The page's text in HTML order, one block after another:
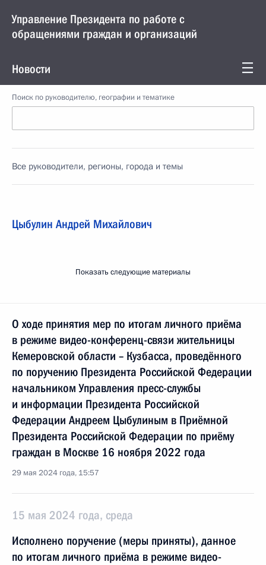
Управление Президента по работе с
обращениями граждан и организаций
Новости
Поиск по руководителю, географии и тематике
Все руководители, регионы, города и темы
Цыбулин Андрей Михайлович
Показать следующие материалы
О ходе принятия мер по итогам личного приёма
в режиме видео-конференц-связи жительницы
Кемеровской области – Кузбасса, проведённого
по поручению Президента Российской Федерации
начальником Управления пресс-службы
и информации Президента Российской
Федерации Андреем Цыбулиным в Приёмной
Президента Российской Федерации по приёму
граждан в Москве 16 ноября 2022 года
29 мая 2024 года, 15:57
15 мая 2024 года, среда
Исполнено поручение (меры приняты), данное
по итогам личного приёма в режиме видео-